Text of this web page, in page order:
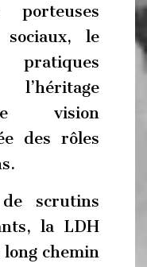
porteuses
le
vision
des rôles
scrutins
la LDH
chemin